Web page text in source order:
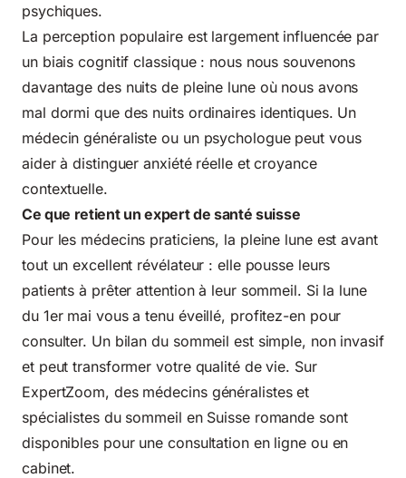
psychiques.
La perception populaire est largement influencée par
un biais cognitif classique : nous nous souvenons
davantage des nuits de pleine lune où nous avons
mal dormi que des nuits ordinaires identiques. Un
médecin généraliste ou un psychologue peut vous
aider à distinguer anxiété réelle et croyance
contextuelle.
Ce que retient un expert de santé suisse
Pour les médecins praticiens, la pleine lune est avant
tout un excellent révélateur : elle pousse leurs
patients à prêter attention à leur sommeil. Si la lune
du 1er mai vous a tenu éveillé, profitez-en pour
consulter. Un bilan du sommeil est simple, non invasif
et peut transformer votre qualité de vie. Sur
ExpertZoom, des médecins généralistes et
spécialistes du sommeil en Suisse romande sont
disponibles pour une consultation en ligne ou en
cabinet.